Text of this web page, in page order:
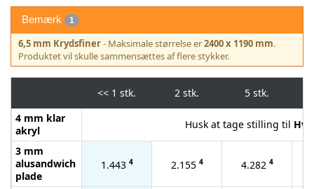
Bemærk 1
6,5 mm Krydsfiner- Maksimale størrelse er2400 x 1190 mm.
Produktet vil skulle sammensættes af flere stykker.
<< 1 stk. 2 stk.
5 stk.
4 mm klar
akryl
Husk at tage stilling til
3 mm
alusandwich
plade
1.443 4 2.155 4 4.282 4